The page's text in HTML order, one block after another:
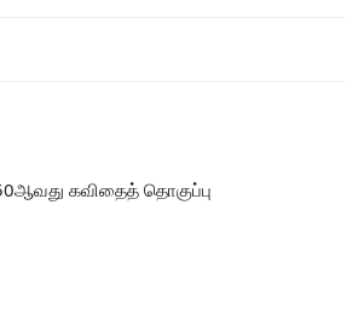
கவிதைத் தொகுப்பு